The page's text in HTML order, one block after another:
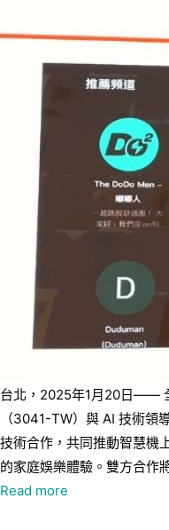
台北，2025年1月20日——
（3041-TW）與 AI 技術領
技術合作，共同推動智慧機
的家庭娛樂體驗。雙方合作
Read more